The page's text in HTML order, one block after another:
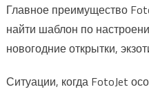
Главное преимущество
найти шаблон по
новогодние открытки,
Ситуации, когда FotoJet